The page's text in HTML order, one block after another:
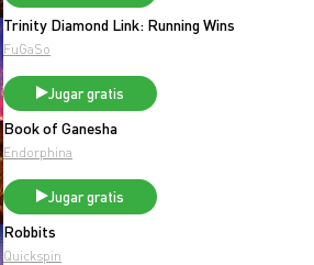
Trinity Diamond Link: Running Wins
FuGaSo
Jugar gratis
Book of Ganesha
Endorphina
Jugar gratis
Robbits
Quickspin